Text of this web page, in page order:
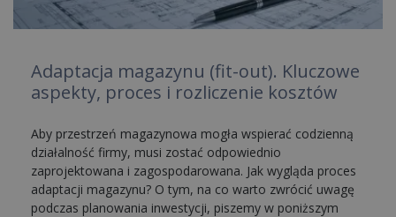
Adaptacja magazynu (fit-out). Kluczowe
aspekty, proces i rozliczenie kosztów
Aby przestrzeń magazynowa mogła wspierać codzienną
działalność firmy, musi zostać odpowiednio
zaprojektowana i zagospodarowana. Jak wygląda proces
adaptacji magazynu? O tym, na co warto zwrócić uwagę
podczas planowania inwestycji, piszemy w poniższym